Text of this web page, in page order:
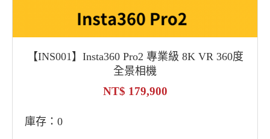
【INS001】Insta360 Pro2 專業級 8K VR 360度
全景相機
179,900
庫存：0